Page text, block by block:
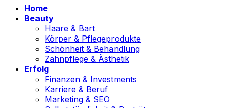
Home
Beauty
Haare & Bart
Körper & Pflegeprodukte
Schönheit & Behandlung
Zahnpflege & Ästhetik
Erfolg
Finanzen & Investments
Karriere & Beruf
Marketing & SEO